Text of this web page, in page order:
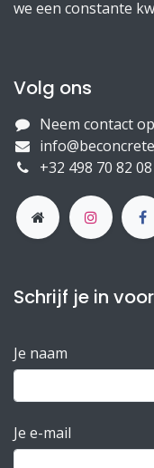
we een constante
Volg ons
Neem contact
+32 498 70 82 08
Schrijf je in
Je naam
Je e-mail